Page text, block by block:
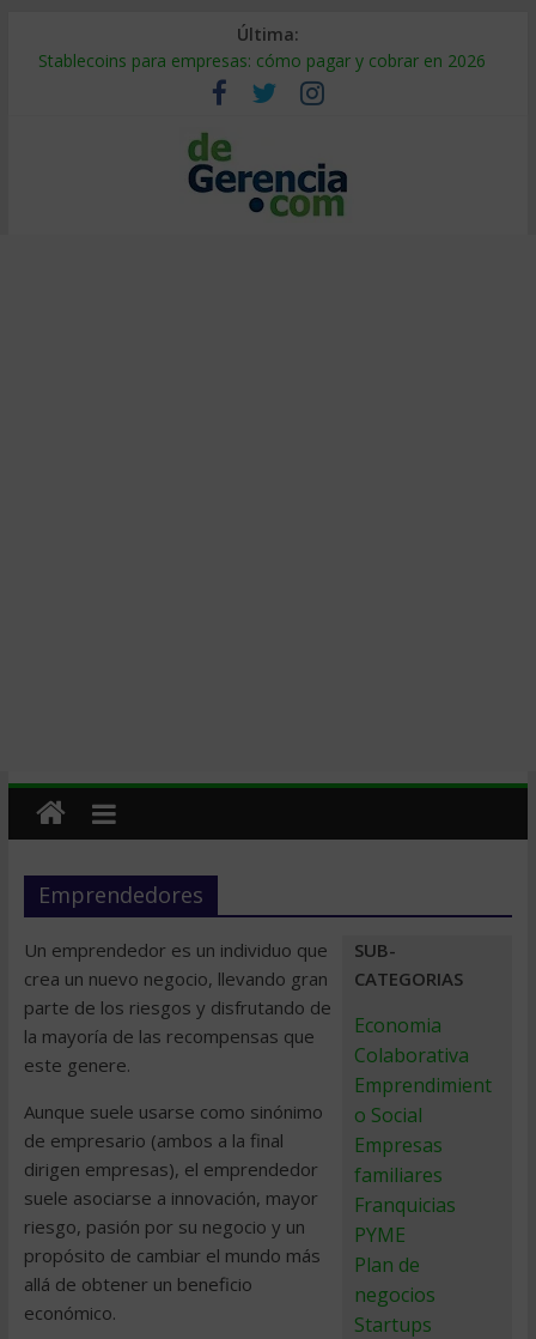
Última:
Stablecoins para empresas: cómo pagar y cobrar en 2026
Despido silencioso: qué es y por qué sale tan caro
IA en selección de personal: cómo auditarla a tiempo
Trabajo forzoso en la cadena de suministro: qué hacer
Mercado hispano de EE. UU.: cómo segmentarlo y venderle
Emprendedores
SUB-
CATEGORIAS
Economia
Colaborativa
Emprendimient
o Social
Empresas
familiares
Franquicias
PYME
Plan de
negocios
Startups
Un emprendedor es un individuo que
crea un nuevo negocio, llevando gran
parte de los riesgos y disfrutando de
la mayoría de las recompensas que
este genere.
Aunque suele usarse como sinónimo
de empresario (ambos a la final
dirigen empresas), el emprendedor
suele asociarse a innovación, mayor
riesgo, pasión por su negocio y un
propósito de cambiar el mundo más
allá de obtener un beneficio
económico.